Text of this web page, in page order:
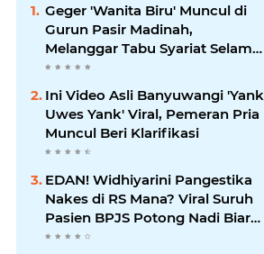
Geger 'Wanita Biru' Muncul di
Gurun Pasir Madinah,
Melanggar Tabu Syariat Selama
Seribu Tahun
Ini Video Asli Banyuwangi 'Yank
Uwes Yank' Viral, Pemeran Pria
Muncul Beri Klarifikasi
EDAN! Widhiyarini Pangestika
Nakes di RS Mana? Viral Suruh
Pasien BPJS Potong Nadi Biar
Dapat Ruangan